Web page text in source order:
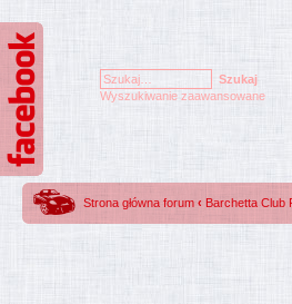
Wyszukiwanie zaawansowane
Strona główna forum ‹ Barchetta Club